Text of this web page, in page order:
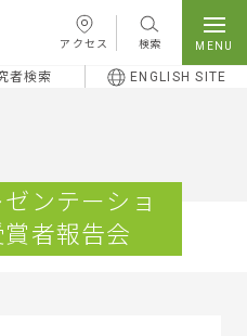
アクセス 検索
者検索 ENGLISH SITE
ンテーショ
者報告会